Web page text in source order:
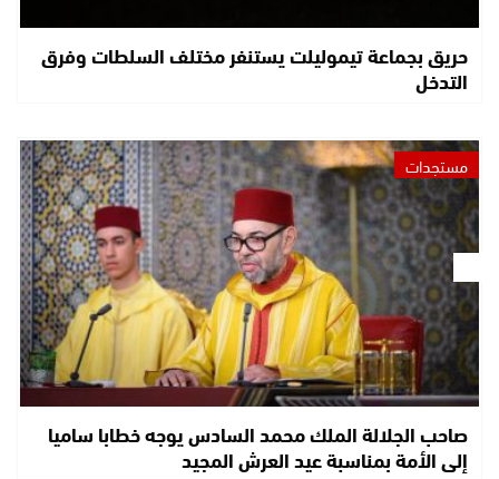
حريق بجماعة تيموليلت يستنفر مختلف السلطات وفرق
التدخل
مستجدات
صاحب الجلالة الملك محمد السادس يوجه خطابا ساميا
إلى الأمة بمناسبة عيد العرش المجيد